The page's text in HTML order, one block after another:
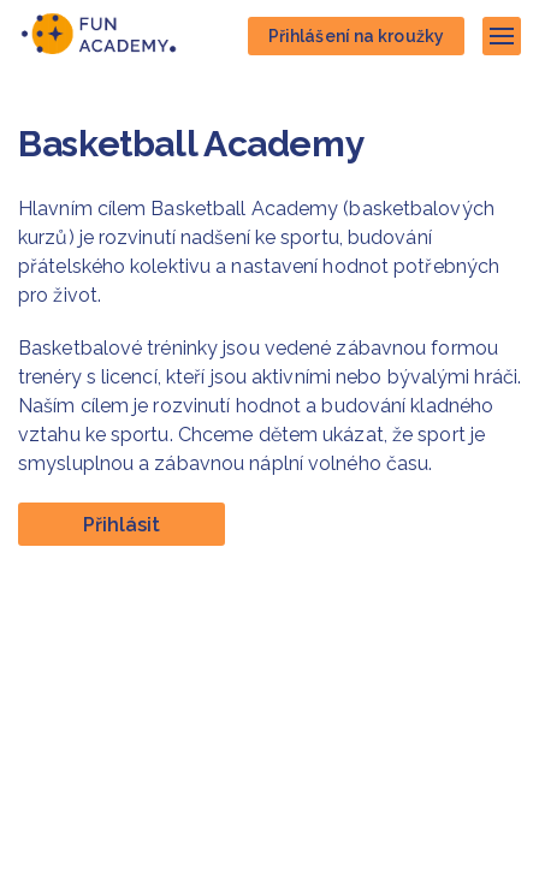
Přejít
na
Přejít
na
Přihlášení na kroužky
Basketball Academy
Hlavním cílem Basketball Academy (basketbalových
kurzů) je rozvinutí nadšení ke sportu, budování
přátelského kolektivu a nastavení hodnot potřebných
pro život.
Basketbalové tréninky jsou vedené zábavnou formou
trenéry s licencí, kteří jsou aktivními nebo bývalými hráči.
Naším cílem je rozvinutí hodnot a budování kladného
vztahu ke sportu. Chceme dětem ukázat, že sport je
smysluplnou a zábavnou náplní volného času.
Přihlásit